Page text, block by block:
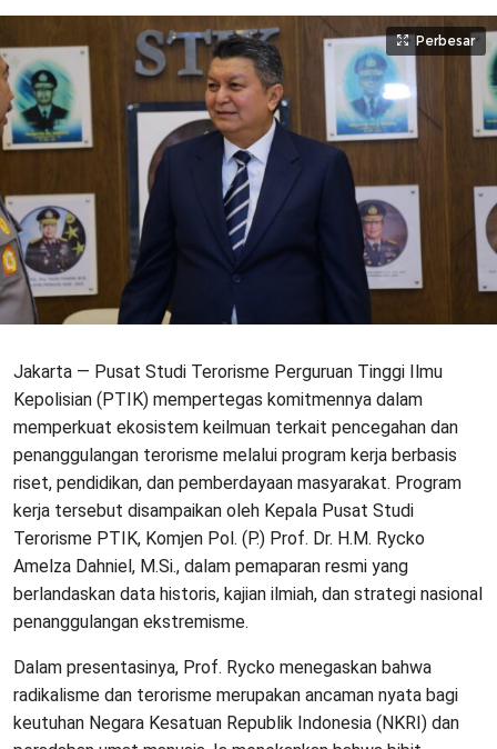
Perbesar
Jakarta — Pusat Studi Terorisme Perguruan Tinggi Ilmu
Kepolisian (PTIK) mempertegas komitmennya dalam
memperkuat ekosistem keilmuan terkait pencegahan dan
penanggulangan terorisme melalui program kerja berbasis
riset, pendidikan, dan pemberdayaan masyarakat. Program
kerja tersebut disampaikan oleh Kepala Pusat Studi
Terorisme PTIK, Komjen Pol. (P.) Prof. Dr. H.M. Rycko
Amelza Dahniel, M.Si., dalam pemaparan resmi yang
berlandaskan data historis, kajian ilmiah, dan strategi nasional
penanggulangan ekstremisme.
Dalam presentasinya, Prof. Rycko menegaskan bahwa
radikalisme dan terorisme merupakan ancaman nyata bagi
keutuhan Negara Kesatuan Republik Indonesia (NKRI) dan